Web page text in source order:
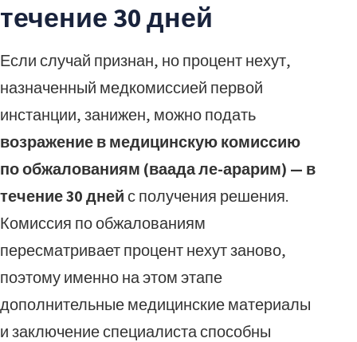
течение 30 дней
Если случай признан, но процент нехут,
назначенный медкомиссией первой
инстанции, занижен, можно подать
возражение в медицинскую комиссию
по обжалованиям (ваада ле-арарим) — в
течение 30 днейс получения решения.
Комиссия по обжалованиям
пересматривает процент нехут заново,
поэтому именно на этом этапе
дополнительные медицинские материалы
и заключение специалиста способны